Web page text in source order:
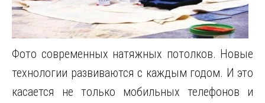
Фото современных натяжных потолков. Новые
технологии развиваются с каждым годом. И это
касается не только мобильных телефонов и